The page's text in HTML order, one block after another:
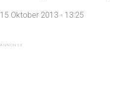
15 Oktober 2013 - 13:25